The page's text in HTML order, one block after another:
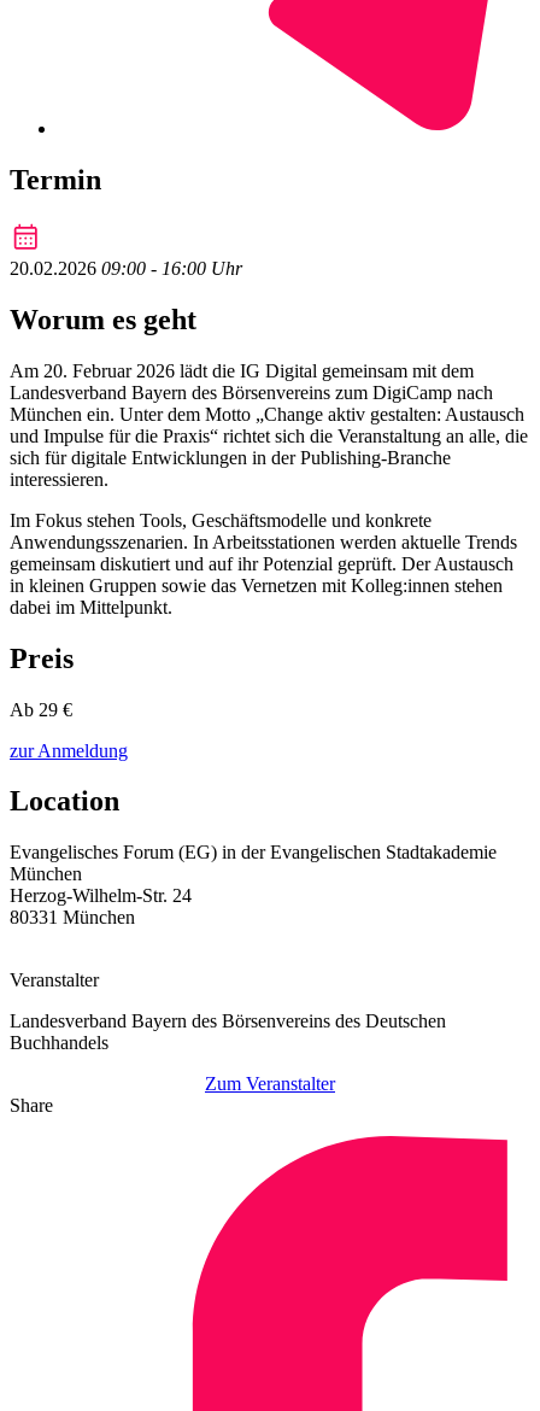
Termin
20.02.2026 09:00 ‐ 16:00 Uhr
Worum es geht
Am 20. Februar 2026 lädt die IG Digital gemeinsam mit dem
Landesverband Bayern des Börsenvereins zum DigiCamp nach
München ein. Unter dem Motto „Change aktiv gestalten: Austausch
und Impulse für die Praxis“ richtet sich die Veranstaltung an alle, die
sich für digitale Entwicklungen in der Publishing-Branche
interessieren.
Im Fokus stehen Tools, Geschäftsmodelle und konkrete
Anwendungsszenarien. In Arbeitsstationen werden aktuelle Trends
gemeinsam diskutiert und auf ihr Potenzial geprüft. Der Austausch
in kleinen Gruppen sowie das Vernetzen mit Kolleg:innen stehen
dabei im Mittelpunkt.
Preis
Ab 29 €
zur Anmeldung
Location
Evangelisches Forum (EG) in der Evangelischen Stadtakademie
München
Herzog-Wilhelm-Str. 24
80331 München
Veranstalter
Landesverband Bayern des Börsenvereins des Deutschen
Buchhandels
Zum Veranstalter
Share